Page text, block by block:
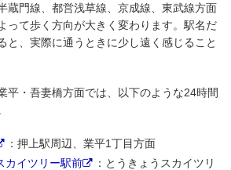
蔵門線、都営浅草線、京成線、東武線方面
って歩く方向が大きく変わります。駅名だ
と、実際に通うときに少し遠く感じること
平・吾妻橋方面では、以下のような24時間
：押上駅周辺、業平1丁目方面
カイツリー駅前
：とうきょうスカイツリ